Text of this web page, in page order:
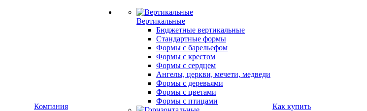
Компания
Вертикальные
Бюджетные вертикальные
Стандартные формы
Формы с барельефом
Формы с крестом
Формы с сердцем
Ангелы, церкви, мечети, медведи
Формы с деревьями
Формы с цветами
Формы с птицами
Как купить